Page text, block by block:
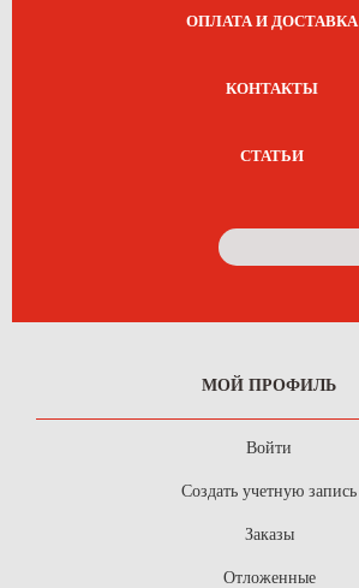
ОПЛАТА И ДОСТАВКА
КОНТАКТЫ
СТАТЬИ
МОЙ ПРОФИЛЬ
Войти
Создать учетную запись
Заказы
Отложенные